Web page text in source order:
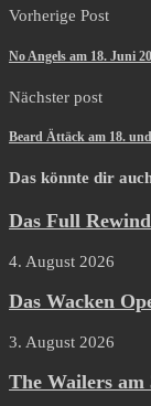
Vorherige Post
No Angels am 18. Juni
Nächster post
Beard Ättäck am 18.
Das könnte dir
Das Full
4. August 2026
Das Wacken
3. August 2026
The Wailers am